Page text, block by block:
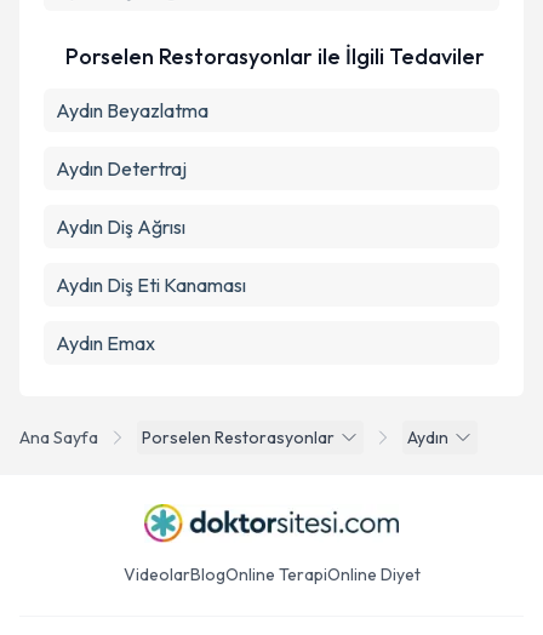
Ana Sayfa Porselen Restorasyonlar Aydın
Porselen Restorasyonlar ile İlgili Tedaviler
Aydın Beyazlatma
Aydın Detertraj
Aydın Diş Ağrısı
Aydın Diş Eti Kanaması
Aydın Emax
VideolarBlogOnline TerapiOnline Diyet